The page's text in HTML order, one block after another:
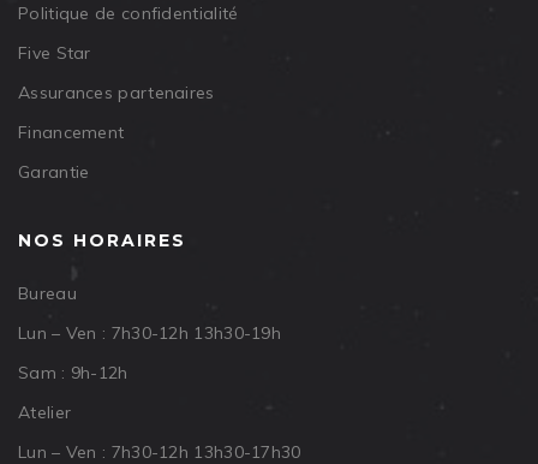
Politique de confidentialité
Five Star
Assurances partenaires
Financement
Garantie
NOS HORAIRES
Bureau
Lun – Ven : 7h30-12h 13h30-19h
Sam : 9h-12h
Atelier
Lun – Ven : 7h30-12h 13h30-17h30